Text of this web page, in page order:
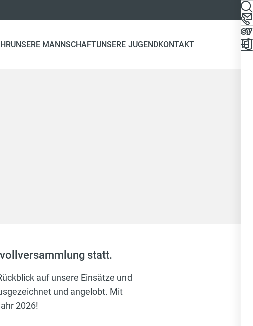
UNSERE MANNSCHAFTUNSERE JUGENDKONTAKT
statt.
auf unsere Einsätze und
und angelobt. Mit
2026!